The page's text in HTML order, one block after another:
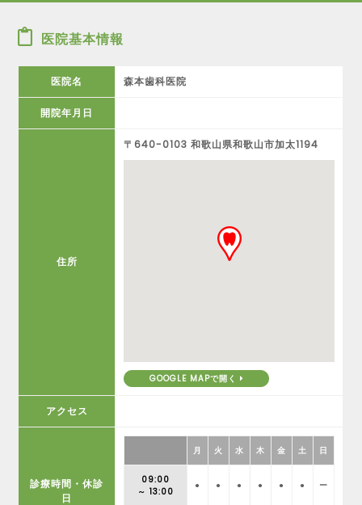
医院基本情報
医院名 森本歯科医院
開院年月日
住所
〒640-0103 和歌山県和歌山市加太1194
GOOGLE MAPで開く
アクセス
診療時間・休診
日
月 火 水 木 金 土 日
09:00
～ 13:00
● ● ● ● ● ● ー